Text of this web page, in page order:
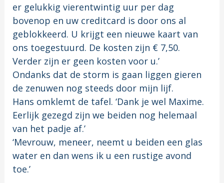
er gelukkig vierentwintig uur per dag
bovenop en uw creditcard is door ons al
geblokkeerd. U krijgt een nieuwe kaart van
ons toegestuurd. De kosten zijn € 7,50.
Verder zijn er geen kosten voor u.’
Ondanks dat de storm is gaan liggen gieren
de zenuwen nog steeds door mijn lijf.
Hans omklemt de tafel. ‘Dank je wel Maxime.
Eerlijk gezegd zijn we beiden nog helemaal
van het padje af.’
‘Mevrouw, meneer, neemt u beiden een glas
water en dan wens ik u een rustige avond
toe.’